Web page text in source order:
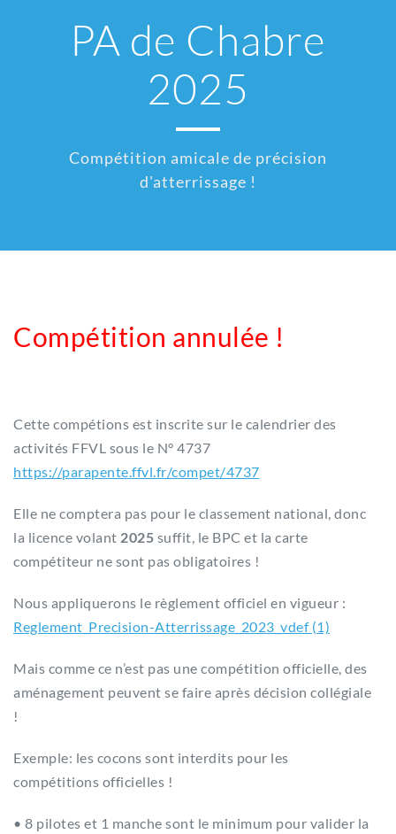
PA de Chabre
2025
Compétition amicale de précision
d'atterrissage !
Compétition annulée !
Cette compétions est inscrite sur le calendrier des
activités FFVL sous le N° 4737
https://parapente.ffvl.fr/compet/4737
Elle ne comptera pas pour le classement national, donc
la licence volant 2025 suffit, le BPC et la carte
compétiteur ne sont pas obligatoires !
Nous appliquerons le règlement officiel en vigueur :
Reglement_Precision-Atterrissage_2023_vdef (1)
Mais comme ce n’est pas une compétition officielle, des
aménagement peuvent se faire après décision collégiale
!
Exemple: les cocons sont interdits pour les
compétitions officielles !
• 8 pilotes et 1 manche sont le minimum pour valider la